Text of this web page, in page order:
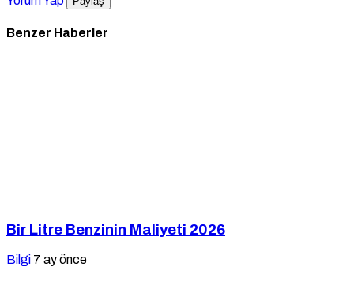
Benzer Haberler
Bir Litre Benzinin Maliyeti 2026
Bilgi 7 ay önce